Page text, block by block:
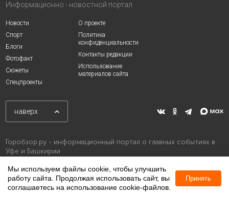
Информационно - новостной портал
Новости
Спорт
Блоги
Фотофакт
Сюжеты
Спецпроекты
О проекте
Политика
конфиденциальности
Контакты редакции
Использование
материалов сайта
наверх
Горобзор.ру - информационный портал о главных событиях в
Уфе и Башкирии
Мы используем файлы cookie, чтобы улучшить
работу сайта. Продолжая использовать сайт, вы
соглашаетесь на использование cookie-файлов.
Принять